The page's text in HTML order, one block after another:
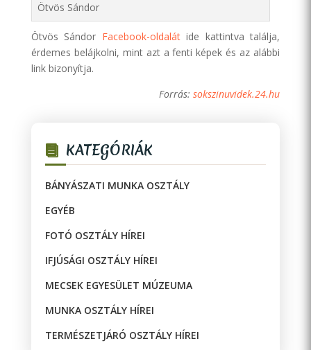
Ötvös Sándor
Ötvös Sándor Facebook-oldalátide kattintva találja,
érdemes belájkolni, mint azt a fenti képek és az alábbi
link bizonyítja.
Forrás:sokszinuvidek.24.hu
KATEGÓRIÁK
BÁNYÁSZATI MUNKA OSZTÁLY
EGYÉB
FOTÓ OSZTÁLY HÍREI
IFJÚSÁGI OSZTÁLY HÍREI
MECSEK EGYESÜLET MÚZEUMA
MUNKA OSZTÁLY HÍREI
TERMÉSZETJÁRÓ OSZTÁLY HÍREI